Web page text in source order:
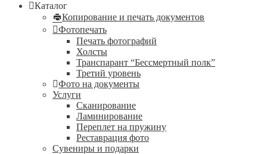
Каталог
Копирование и печать документов
Фотопечать
Печать фотографий
Холсты
Транспарант “Бессмертный полк”
Третий уровень
Фото на документы
Услуги
Сканирование
Ламинирование
Переплет на пружину
Реставрация фото
Сувениры и подарки